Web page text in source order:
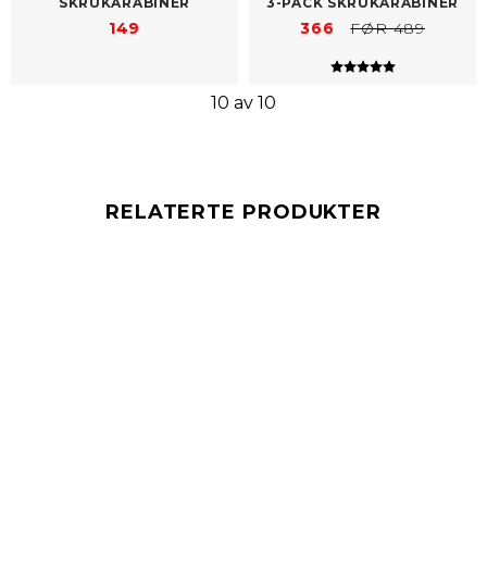
149 366 FØR 489
Karakter:
5.0 av 5
10 av 10
RELATERTE PRODUKTER